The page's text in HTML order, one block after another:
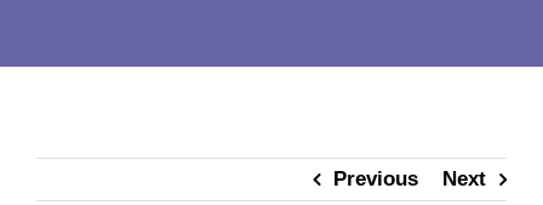
Previous Next